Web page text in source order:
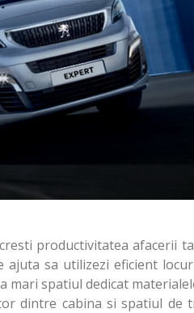
productivitatea afacerii
sa utilizezi eficient
spatiul dedicat
dintre cabina si spatiul